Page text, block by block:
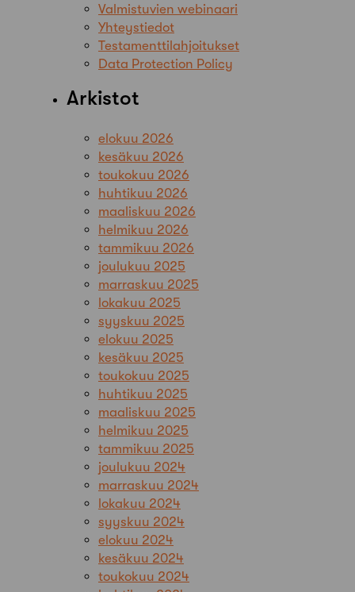
Valmistuvien webinaari
Yhteystiedot
Testamenttilahjoitukset
Data Protection Policy
Arkistot
elokuu 2026
kesäkuu 2026
toukokuu 2026
huhtikuu 2026
maaliskuu 2026
helmikuu 2026
tammikuu 2026
joulukuu 2025
marraskuu 2025
lokakuu 2025
syyskuu 2025
elokuu 2025
kesäkuu 2025
toukokuu 2025
huhtikuu 2025
maaliskuu 2025
helmikuu 2025
tammikuu 2025
joulukuu 2024
marraskuu 2024
lokakuu 2024
syyskuu 2024
elokuu 2024
kesäkuu 2024
toukokuu 2024